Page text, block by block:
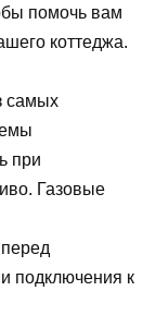
помочь вам
коттеджа.
самых
при
Газовые
подключения к